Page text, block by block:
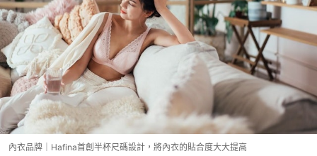
內衣品牌｜Hafina首創半杯尺碼設計，將內衣的貼合度大大提高